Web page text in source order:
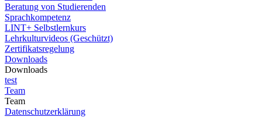
Beratung von Studierenden
Sprachkompetenz
LINT+ Selbstlernkurs
Lehrkulturvideos (Geschützt)
Zertifikatsregelung
Downloads
Downloads
test
Team
Team
Datenschutzerklärung